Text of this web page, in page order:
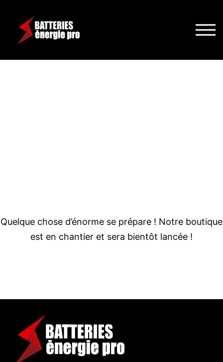
Quelque chose d’énorme se prépare ! Notre boutique
est en chantier et sera bientôt lancée !